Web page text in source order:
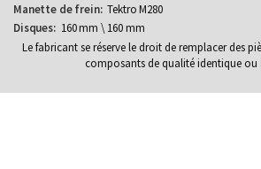
Tektro M280
160 mm \ 160 mm
Le fabricant se réserve le droit de remplacer des
composants de qualité identique ou